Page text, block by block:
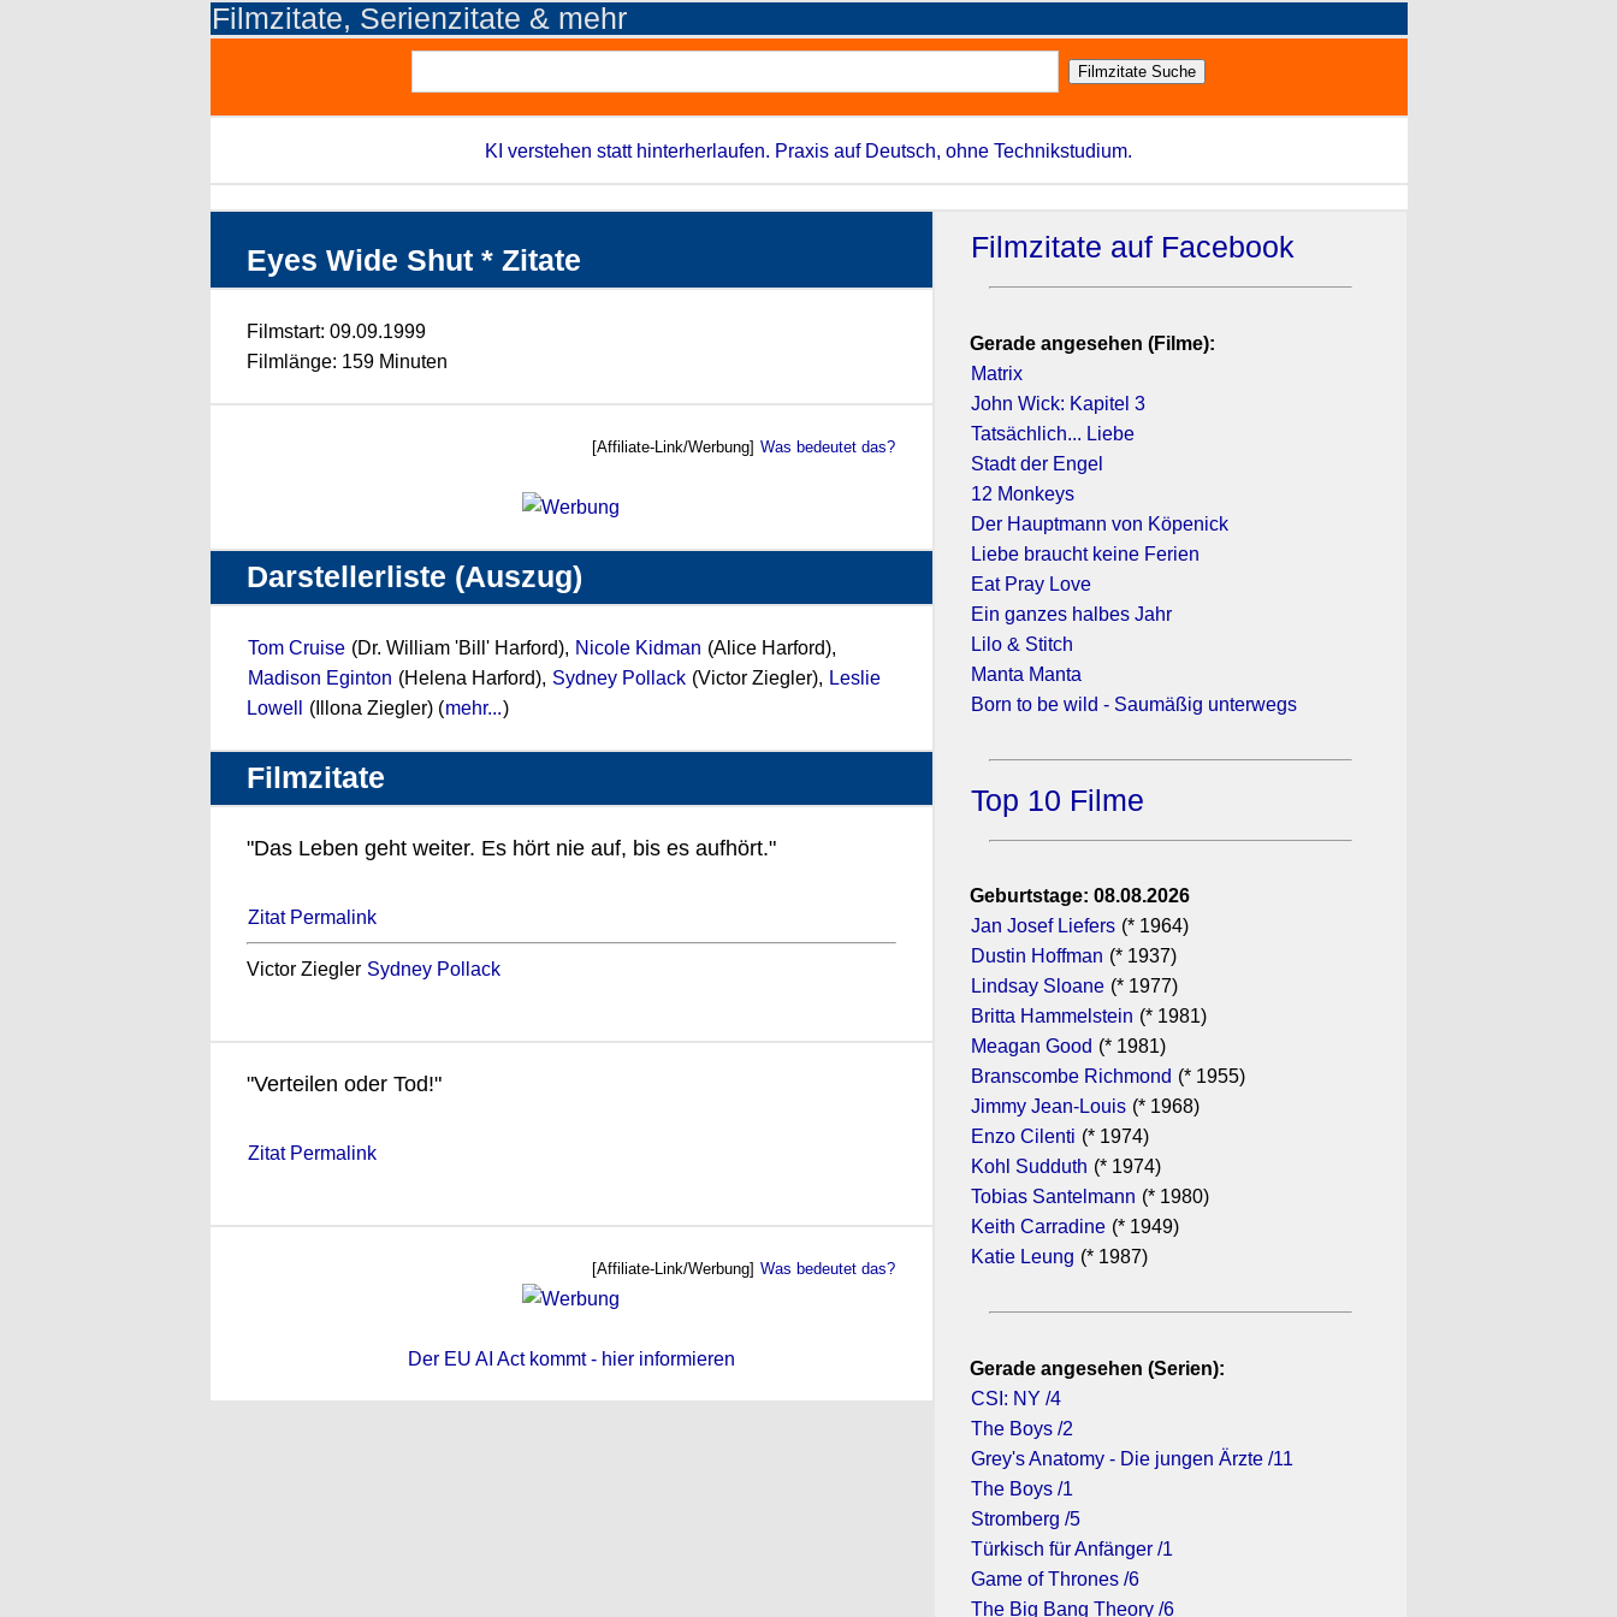
Filmzitate, Serienzitate & mehr
KI verstehen statt hinterherlaufen. Praxis auf Deutsch, ohne Technikstudium.
Eyes Wide Shut * Zitate
Filmstart: 09.09.1999
Filmlänge: 159 Minuten
[Affiliate-Link/Werbung] Was bedeutet das?
Darstellerliste (Auszug)
Tom Cruise (Dr. William 'Bill' Harford), Nicole Kidman (Alice Harford),
Madison Eginton (Helena Harford), Sydney Pollack (Victor Ziegler), Leslie
Lowell
(Illona Ziegler) (mehr...)
Filmzitate
"Das Leben geht weiter. Es hört nie auf, bis es aufhört."
Zitat Permalink
Victor Ziegler Sydney Pollack
"Verteilen oder Tod!"
Zitat Permalink
[Affiliate-Link/Werbung] Was bedeutet das?
Der EU AI Act kommt - hier informieren
Filmzitate auf Facebook
Gerade angesehen (Filme):
Matrix
John Wick: Kapitel 3
Tatsächlich... Liebe
Stadt der Engel
12 Monkeys
Der Hauptmann von Köpenick
Liebe braucht keine Ferien
Eat Pray Love
Ein ganzes halbes Jahr
Lilo & Stitch
Manta Manta
Born to be wild - Saumäßig unterwegs
Top 10 Filme
Geburtstage: 08.08.2026
Jan Josef Liefers (* 1964)
Dustin Hoffman (* 1937)
Lindsay Sloane (* 1977)
Britta Hammelstein (* 1981)
Meagan Good (* 1981)
Branscombe Richmond (* 1955)
Jimmy Jean-Louis (* 1968)
Enzo Cilenti (* 1974)
Kohl Sudduth (* 1974)
Tobias Santelmann (* 1980)
Keith Carradine (* 1949)
Katie Leung (* 1987)
Gerade angesehen (Serien):
CSI: NY /4
The Boys /2
Grey's Anatomy - Die jungen Ärzte /11
The Boys /1
Stromberg /5
Türkisch für Anfänger /1
Game of Thrones /6
The Big Bang Theory /6